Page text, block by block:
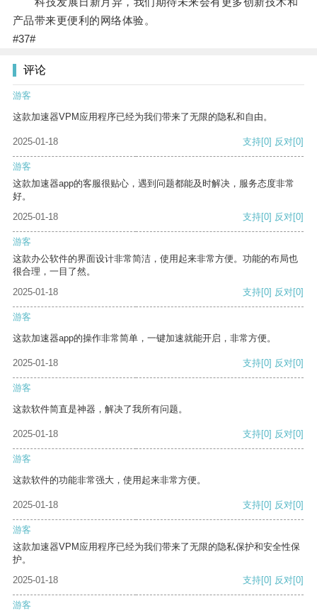
产品带来更便利的网络体验。
#37#
评论
游客
这款加速器VPM应用程序已经为我们带来了无限的隐私和自由。
2025-01-18 支持[0] 反对[0]
游客
这款加速器app的客服很贴心，遇到问题都能及时解决，服务态度非常
好。
2025-01-18
支持[0] 反对[0]
游客
这款办公软件的界面设计非常简洁，使用起来非常方便。功能的布局也
很合理，一目了然。
2025-01-18
支持[0] 反对[0]
游客
这款加速器app的操作非常简单，一键加速就能开启，非常方便。
2025-01-18 支持[0] 反对[0]
游客
这款软件简直是神器，解决了我所有问题。
2025-01-18 支持[0] 反对[0]
游客
这款软件的功能非常强大，使用起来非常方便。
2025-01-18 支持[0] 反对[0]
游客
这款加速器VPM应用程序已经为我们带来了无限的隐私保护和安全性保
护。
2025-01-18
支持[0] 反对[0]
游客